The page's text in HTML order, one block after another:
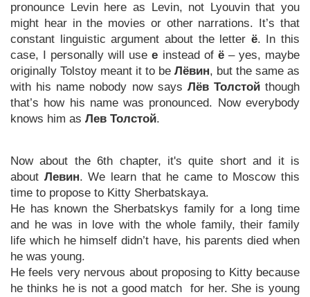
pronounce Levin here as Levin, not Lyouvin that you
might hear in the movies or other narrations. It’s that
constant linguistic argument about the letter ё. In this
case, I personally will usee instead of ё– yes, maybe
originally Tolstoy meant it to be Лёвин, but the same as
with his name nobody now says Лёв Толстой though
that’s how his name was pronounced. Now everybody
knows him as Лев Толстой.
Now about the 6th chapter, it's quite short and it is
about Левин. We learn that he came to Moscow this
time to propose to Kitty Sherbatskaya.
He has known the Sherbatskys family for a long time
and he was in love with the whole family, their family
life which he himself didn’t have, his parents died when
he was young.
He feels very nervous about proposing to Kitty because
he thinks he is not a good match
for her. She is young